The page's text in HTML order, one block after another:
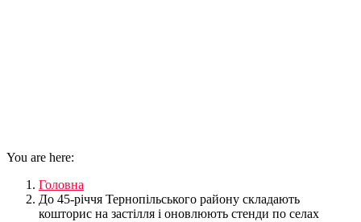
You are here:
Головна
До 45-річчя Тернопільського району складають
кошторис на застілля і оновлюють стенди по селах